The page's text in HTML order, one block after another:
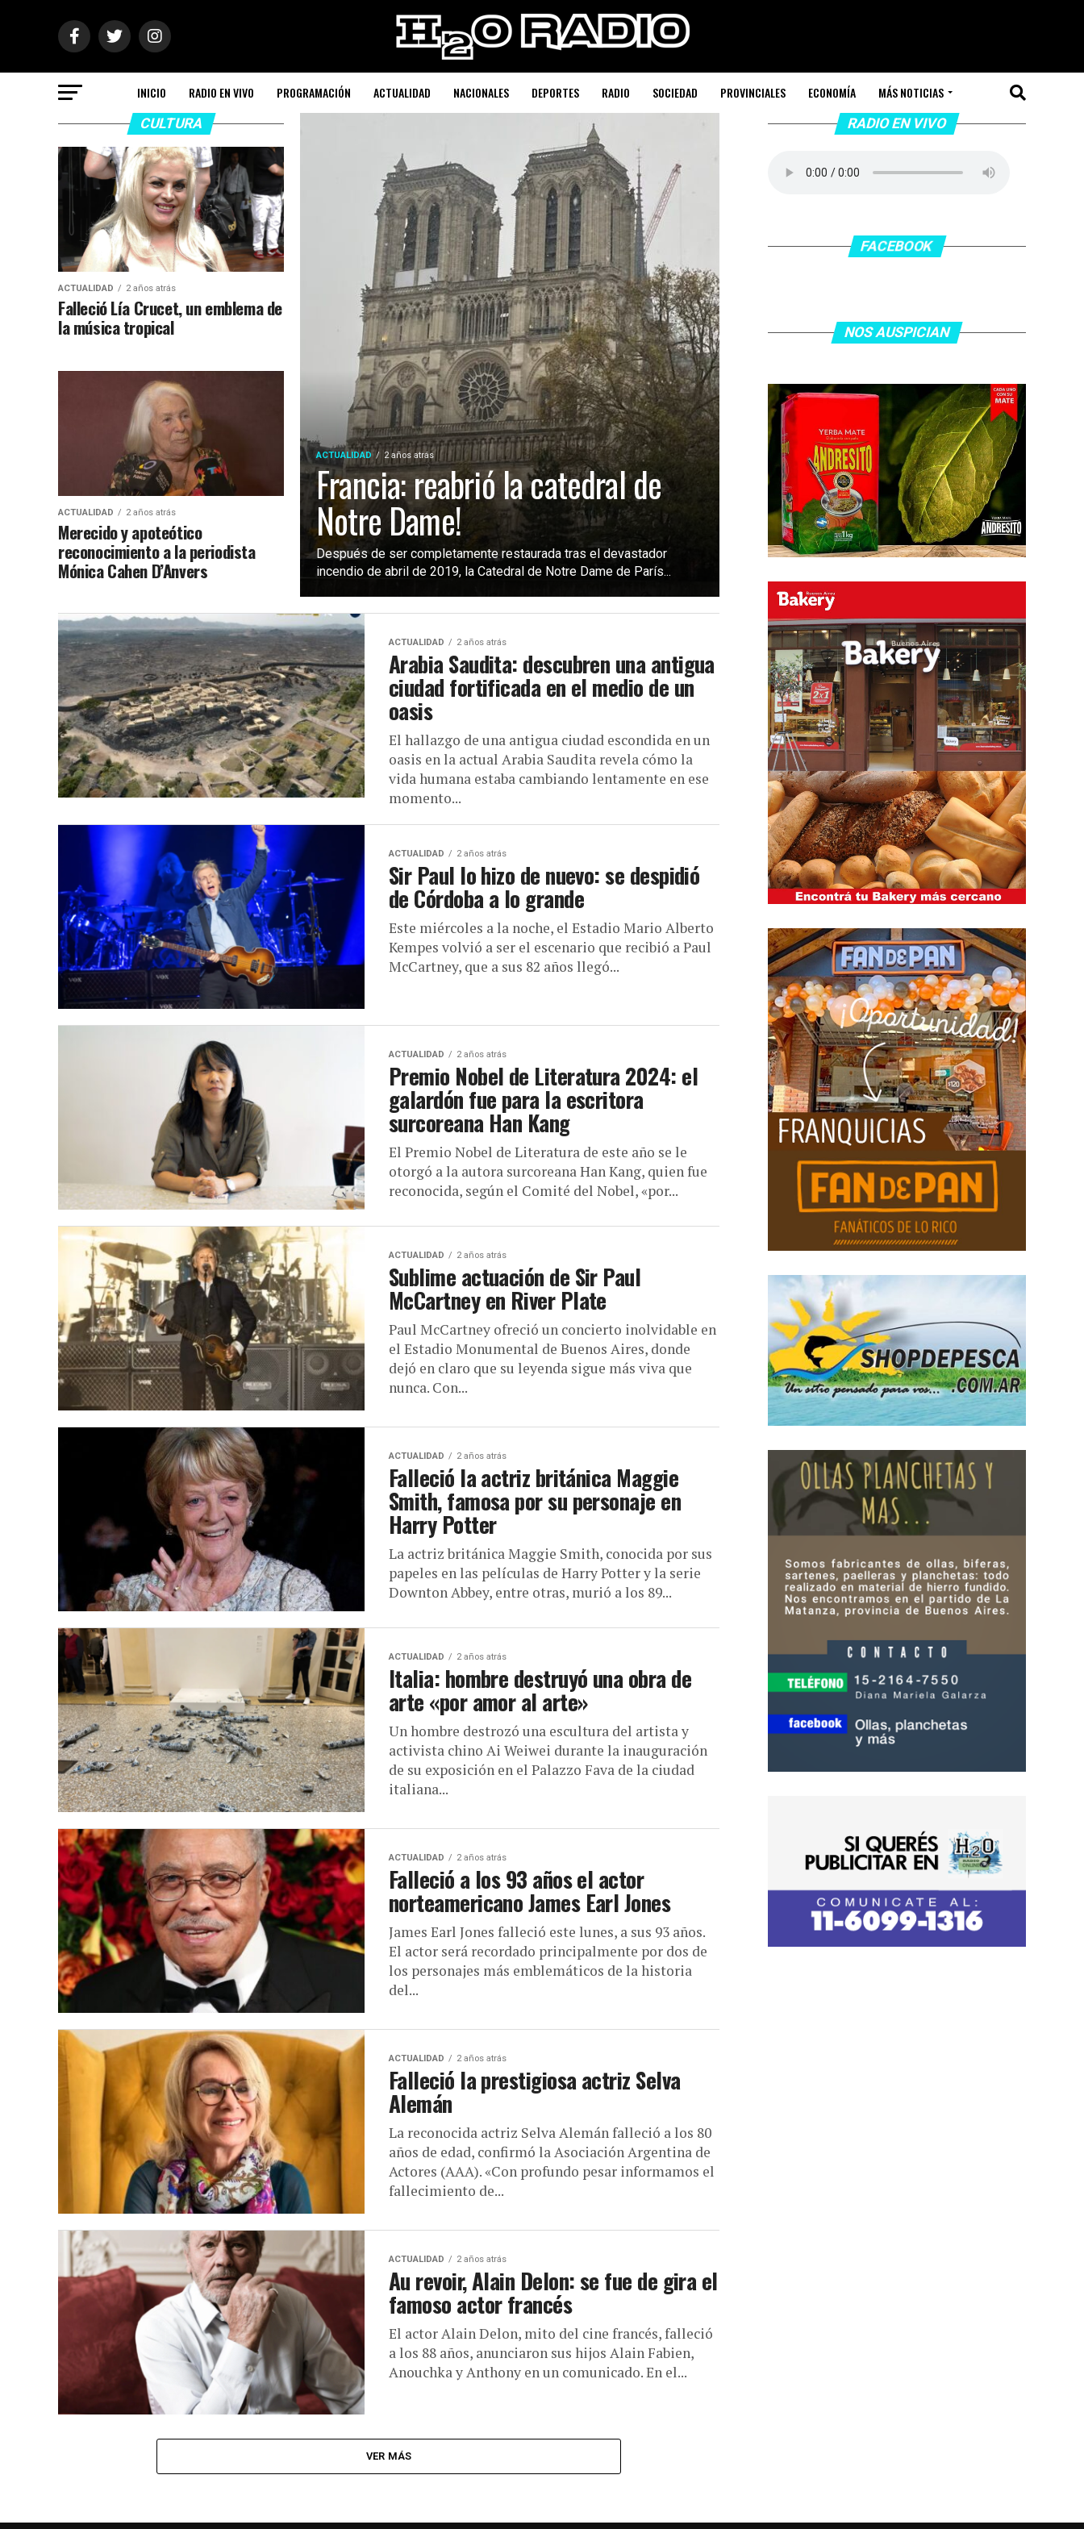
INICIO RADIO EN VIVO PROGRAMACIÓN ACTUALIDAD NACIONALES DEPORTES RADIO SOCIEDAD PROVINCIALES ECONOMÍA MÁS NOTICIAS
ACTUALIDAD 2 años atrás
Francia: reabrió la catedral de
Notre Dame!
Después de ser completamente restaurada tras el devastador
incendio de abril de 2019, la Catedral de Notre Dame de París...
CULTURA
ACTUALIDAD 2 años atrás
Falleció Lía Crucet, un emblema de
la música tropical
ACTUALIDAD 2 años atrás
Merecido y apoteótico
reconocimiento a la periodista
Mónica Cahen D’Anvers
ACTUALIDAD 2 años atrás
Arabia Saudita: descubren una antigua
ciudad fortificada en el medio de un
oasis
El hallazgo de una antigua ciudad escondida en un
oasis en la actual Arabia Saudita revela cómo la
vida humana estaba cambiando lentamente en ese
momento...
ACTUALIDAD 2 años atrás
Sir Paul lo hizo de nuevo: se despidió
de Córdoba a lo grande
Este miércoles a la noche, el Estadio Mario Alberto
Kempes volvió a ser el escenario que recibió a Paul
McCartney, que a sus 82 años llegó...
ACTUALIDAD 2 años atrás
Premio Nobel de Literatura 2024: el
galardón fue para la escritora
surcoreana Han Kang
El Premio Nobel de Literatura de este año se le
otorgó a la autora surcoreana Han Kang, quien fue
reconocida, según el Comité del Nobel, «por...
ACTUALIDAD 2 años atrás
Sublime actuación de Sir Paul
McCartney en River Plate
Paul McCartney ofreció un concierto inolvidable en
el Estadio Monumental de Buenos Aires, donde
dejó en claro que su leyenda sigue más viva que
nunca. Con...
ACTUALIDAD 2 años atrás
Falleció la actriz británica Maggie
Smith, famosa por su personaje en
Harry Potter
La actriz británica Maggie Smith, conocida por sus
papeles en las películas de Harry Potter y la serie
Downton Abbey, entre otras, murió a los 89...
ACTUALIDAD 2 años atrás
Italia: hombre destruyó una obra de
arte «por amor al arte»
Un hombre destrozó una escultura del artista y
activista chino Ai Weiwei durante la inauguración
de su exposición en el Palazzo Fava de la ciudad
italiana...
ACTUALIDAD 2 años atrás
Falleció a los 93 años el actor
norteamericano James Earl Jones
James Earl Jones falleció este lunes, a sus 93 años.
El actor será recordado principalmente por dos de
los personajes más emblemáticos de la historia
del...
ACTUALIDAD 2 años atrás
Falleció la prestigiosa actriz Selva
Alemán
La reconocida actriz Selva Alemán falleció a los 80
años de edad, confirmó la Asociación Argentina de
Actores (AAA). «Con profundo pesar informamos el
fallecimiento de...
ACTUALIDAD 2 años atrás
Au revoir, Alain Delon: se fue de gira el
famoso actor francés
El actor Alain Delon, mito del cine francés, falleció
a los 88 años, anunciaron sus hijos Alain Fabien,
Anouchka y Anthony en un comunicado. En el...
VER MÁS
RADIO EN VIVO
FACEBOOK
NOS AUSPICIAN